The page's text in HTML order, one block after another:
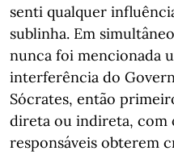
senti qualquer
sublinha. Em
nunca foi mencionada
interferência do
Sócrates, então
direta ou indireta, com
responsáveis obterem